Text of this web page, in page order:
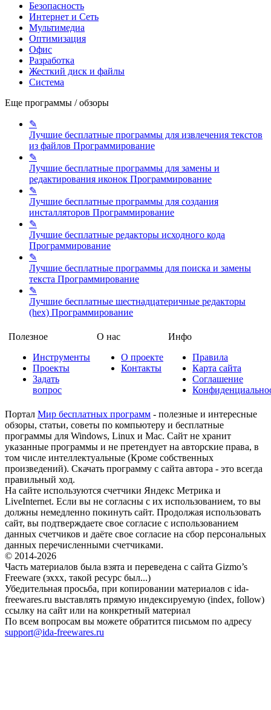
Безопасность
Интернет и Сеть
Мультимедиа
Оптимизация
Офис
Разработка
Жесткий диск и файлы
Система
Еще программы / обзоры
✎
Лучшие бесплатные программы для извлечения текстов
из файлов Программирование
✎
Лучшие бесплатные программы для замены и
редактирования иконок Программирование
✎
Лучшие бесплатные программы для создания
инсталляторов Программирование
✎
Лучшие бесплатные редакторы исходного кода
Программирование
✎
Лучшие бесплатные программы для поиска и замены
текста Программирование
✎
Лучшие бесплатные шестнадцатеричные редакторы
(hex) Программирование
Полезное
Инструменты
Проекты
Задать
вопрос
О нас
О проекте
Контакты
Инфо
Правила
Карта сайта
Соглашение
Портал Мир бесплатных программ - полезные и интересные
обзоры, статьи, советы по компьютеру и бесплатные
программы для Windows, Linux и Mac. Сайт не хранит
указанные программы и не претендует на авторские права, в
том числе интеллектуальные (Кроме собственных
произведений). Скачать программу с сайта автора - это всегда
правильный ход.
На сайте используются счетчики Яндекс Метрика и
LiveInternet. Если вы не согласны с их использованием, то вы
должны немедленно покинуть сайт. Продолжая использовать
сайт, вы подтверждаете свое согласие с использованием
данных счетчиков и даёте свое согласие на сбор персональных
данных перечисленными счетчиками.
© 2014-2026
Часть материалов была взята и переведена с сайта Gizmo’s
Freeware (эххх, такой ресурс был...)
Убедительная просьба, при копировании материалов с ida-
freewares.ru выставлять прямую индексируемую (index, follow)
ссылку на сайт или на конкретный материал
По всем вопросам вы можете обратится письмом по адресу
support@ida-freewares.ru